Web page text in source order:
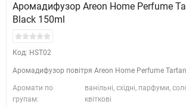
Аромадифузор Areon Home Perfume
Black 150ml
Код: HST02
Аромадифузор повітря Areon Home Perfume
Аромати по
групам:
ванільні, східні, парфуми,
квіткові